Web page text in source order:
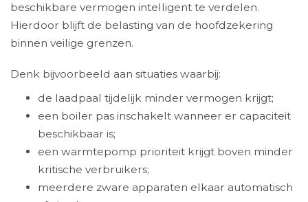
beschikbare vermogen intelligent te verdelen.
Hierdoor blijft de belasting van de hoofdzekering
binnen veilige grenzen.
Denk bijvoorbeeld aan situaties waarbij:
de laadpaal tijdelijk minder vermogen krijgt;
een boiler pas inschakelt wanneer er capaciteit
beschikbaar is;
een warmtepomp prioriteit krijgt boven minder
kritische verbruikers;
meerdere zware apparaten elkaar automatisch